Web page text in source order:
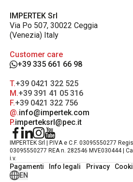
IMPERTEK Srl
Via Po 507, 30022 Ceggia
(Venezia) Italy
Customer care
+39 335 661 66 98
T.+39 0421 322 525
M.+39 391 41 05 316
F.+39 0421 322 756
@.info@impertek.com
P.imperteksrl@pec.it
IMPERTEK Srl | P.IVA e C.F. 03095550277
03095550277 REA n. 282546 MVE030444 |
i.v.
Pagamenti Info legali Privacy
EN